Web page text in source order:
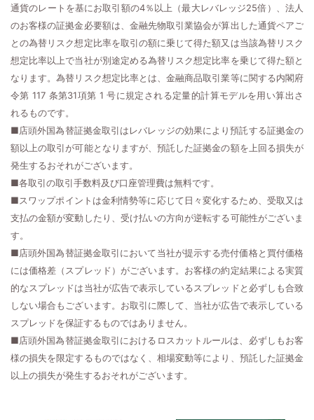
通貨のレートを基にお取引額の4％以上（最大レバレッジ25倍）、法人
のお客様の証拠金必要額は、金融先物取引業協会が算出した通貨ペアご
との為替リスク想定比率を取引の額に乗じて得た額又は当該為替リスク
想定比率以上で当社が別途定める為替リスク想定比率を乗じて得た額と
なります。為替リスク想定比率とは、金融商品取引業等に関する内閣府
令第 117 条第31項第 1 号に規定される定量的計算モデルを用い算出さ
れるものです。
■店頭外国為替証拠金取引はレバレッジの効果により預託する証拠金の
額以上の取引が可能となりますが、預託した証拠金の額を上回る損失が
発生するおそれがございます。
■各取引の取引手数料及び口座管理費は無料です。
■スワップポイントは金利情勢等に応じて日々変化するため、受取又は
支払の金額が変動したり、受け払いの方向が逆転する可能性がございま
す。
■店頭外国為替証拠金取引において当社が提示する売付価格と買付価格
には価格差（スプレッド）がございます。お客様の約定結果による実質
的なスプレッドは当社が広告で表示しているスプレッドと必ずしも合致
しない場合もございます。お取引に際して、当社が広告で表示している
スプレッドを保証するものではありません。
■店頭外国為替証拠金取引におけるロスカットルールは、必ずしもお客
様の損失を限定するものではなく、相場変動等により、預託した証拠金
以上の損失が発生するおそれがございます。